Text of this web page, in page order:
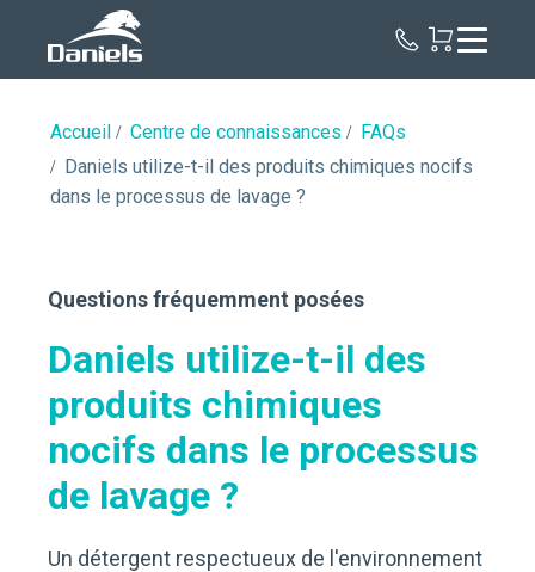
Accueil Centre de connaissances
FAQs
Daniels utilize-t-il des produits chimiques nocifs
dans le processus de lavage ?
Questions fréquemment posées
Daniels utilize-t-il des
produits chimiques
nocifs dans le processus
de lavage ?
Un détergent respectueux de l'environnement